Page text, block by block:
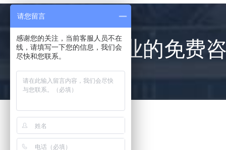
提供专业的免费
请您留言
感谢您的关注，当前客服人员不在
线，请填写一下您的信息，我们会
尽快和您联系。